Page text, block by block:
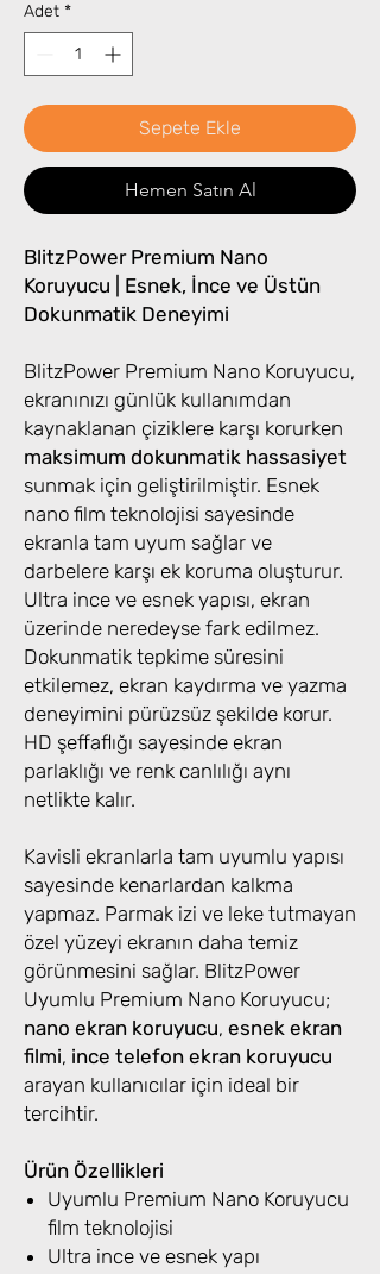
Adet *
Sepete Ekle
Hemen Satın Al
BlitzPower Premium Nano
Koruyucu | Esnek, İnce ve Üstün
Dokunmatik Deneyimi
BlitzPower Premium Nano Koruyucu,
ekranınızı günlük kullanımdan
kaynaklanan çiziklere karşı korurken
maksimum dokunmatik hassasiyet
sunmak için geliştirilmiştir. Esnek
nano film teknolojisi sayesinde
ekranla tam uyum sağlar ve
darbelere karşı ek koruma oluşturur.
Ultra ince ve esnek yapısı, ekran
üzerinde neredeyse fark edilmez.
Dokunmatik tepkime süresini
etkilemez, ekran kaydırma ve yazma
deneyimini pürüzsüz şekilde korur.
HD şeffaflığı sayesinde ekran
parlaklığı ve renk canlılığı aynı
netlikte kalır.
Kavisli ekranlarla tam uyumlu yapısı
sayesinde kenarlardan kalkma
yapmaz. Parmak izi ve leke tutmayan
özel yüzeyi ekranın daha temiz
görünmesini sağlar. BlitzPower
Uyumlu Premium Nano Koruyucu;
nano ekran koruyucu, esnek ekran
filmi, ince telefon ekran koruyucu
arayan kullanıcılar için ideal bir
tercihtir.
Ürün Özellikleri
Uyumlu Premium Nano Koruyucu
film teknolojisi
Ultra ince ve esnek yapı